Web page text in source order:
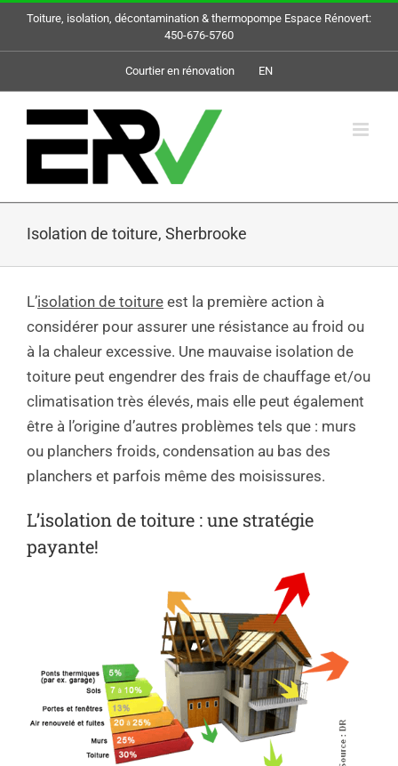
SkipToiture, isolation, décontamination & thermopompe Espace Rénovert:
450-676-5760
Courtier en rénovation EN
Isolation de toiture, Sherbrooke
L’isolation de toiture est la première action à
considérer pour assurer une résistance au froid ou
à la chaleur excessive. Une mauvaise isolation de
toiture peut engendrer des frais de chauffage et/ou
climatisation très élevés, mais elle peut également
être à l’origine d’autres problèmes tels que : murs
ou planchers froids, condensation au bas des
planchers et parfois même des moisissures.
L’isolation de toiture : une stratégie
payante!